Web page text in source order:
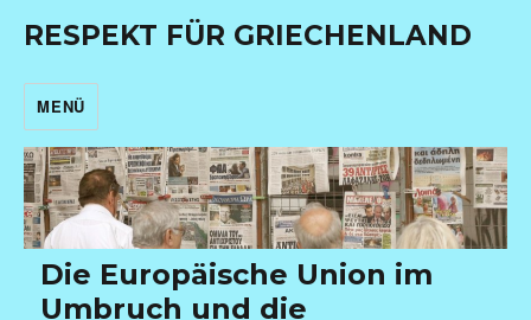
RESPEKT FÜR GRIECHENLAND
MENÜ
Die Europäische Union im
Umbruch und die